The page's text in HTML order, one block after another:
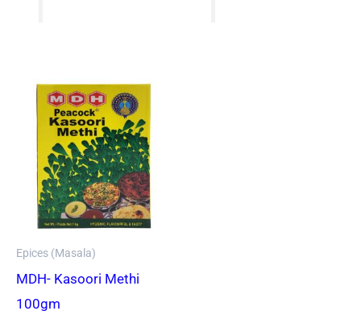
Epices (Masala)
MDH- Kasoori Methi
100gm